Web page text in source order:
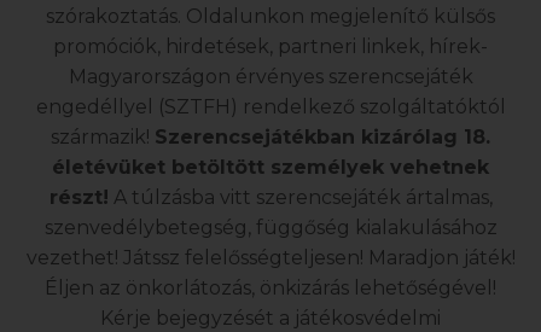
szórakoztatás. Oldalunkon megjelenítő külsős
promóciók, hirdetések, partneri linkek, hírek-
Magyarországon érvényes szerencsejáték
engedéllyel (SZTFH) rendelkező szolgáltatóktól
származik! Szerencsejátékban kizárólag 18.
életévüket betöltött személyek vehetnek
részt! A túlzásba vitt szerencsejáték ártalmas,
szenvedélybetegség, függőség kialakulásához
vezethet! Játssz felelősségteljesen! Maradjon játék!
Éljen az önkorlátozás, önkizárás lehetőségével!
Kérje bejegyzését a játékosvédelmi